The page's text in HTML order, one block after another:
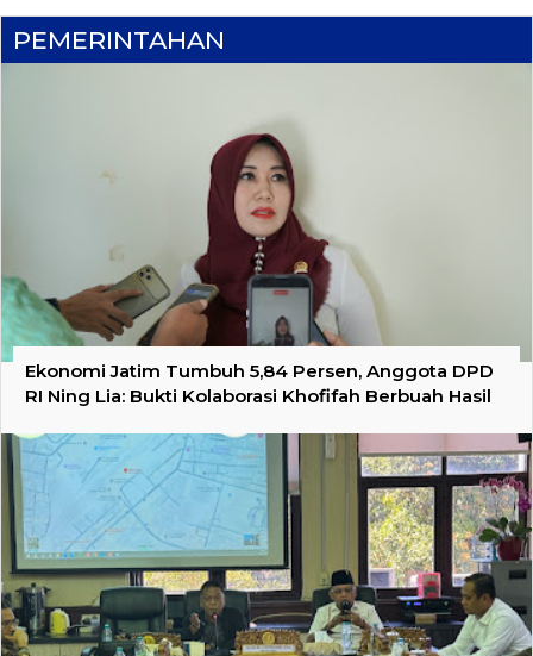
PEMERINTAHAN
Ekonomi Jatim Tumbuh 5,84 Persen, Anggota DPD
RI Ning Lia: Bukti Kolaborasi Khofifah Berbuah Hasil